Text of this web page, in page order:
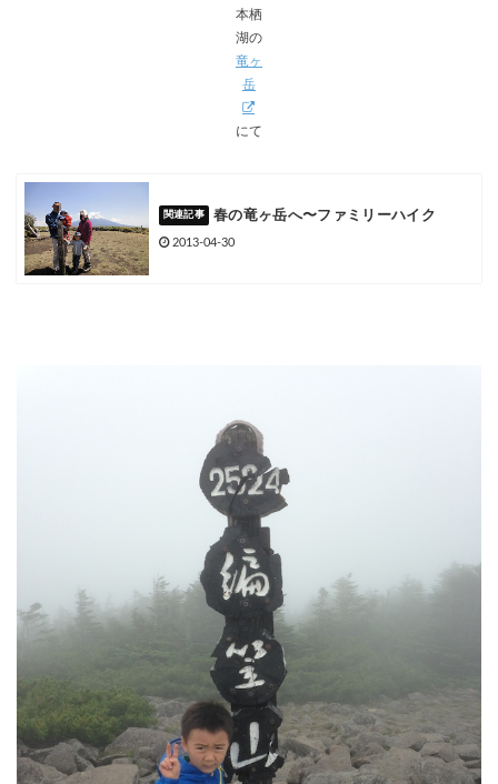
本栖
湖の
竜ヶ
岳
にて
春の竜ヶ岳へ〜ファミリーハイク
2013-04-30